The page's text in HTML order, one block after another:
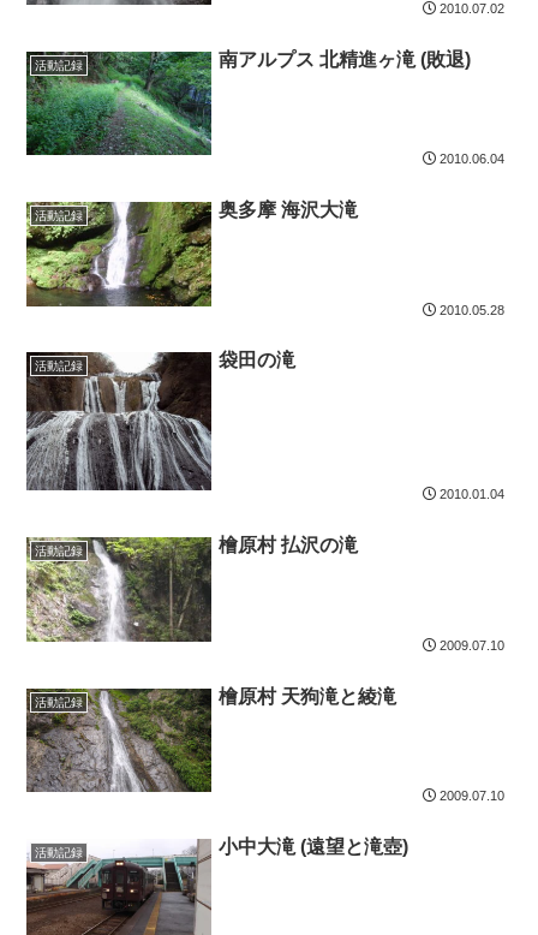
2010.07.02
活動記録 南アルプス 北精進ヶ滝 (敗退)
2010.06.04
活動記録 奥多摩 海沢大滝
2010.05.28
活動記録 袋田の滝
2010.01.04
活動記録 檜原村 払沢の滝
2009.07.10
活動記録 檜原村 天狗滝と綾滝
2009.07.10
活動記録 小中大滝 (遠望と滝壺)